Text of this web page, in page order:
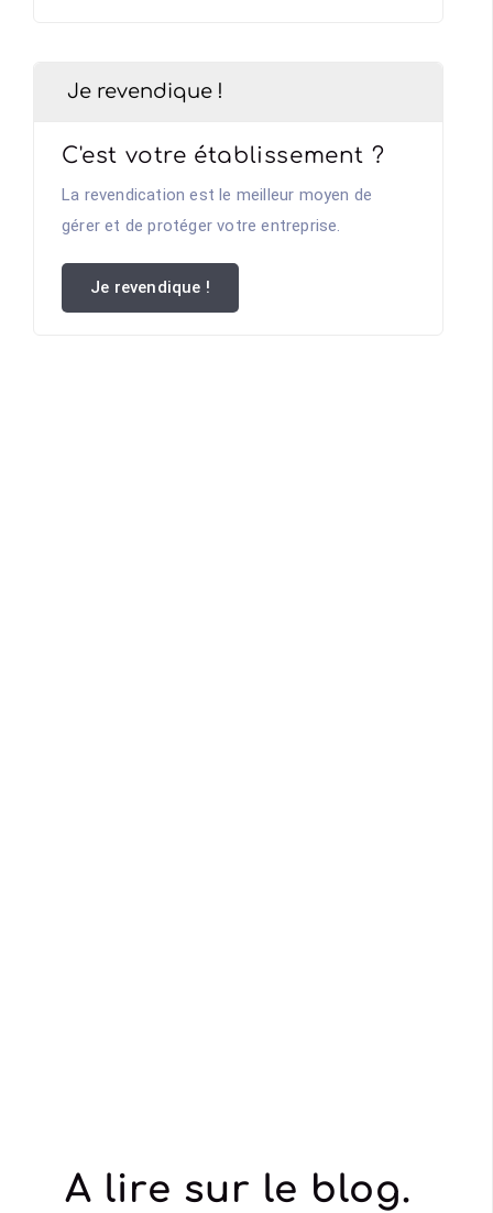
Je revendique !
C'est votre établissement ?
La revendication est le meilleur moyen de
gérer et de protéger votre entreprise.
Je revendique !
A lire sur le blog.